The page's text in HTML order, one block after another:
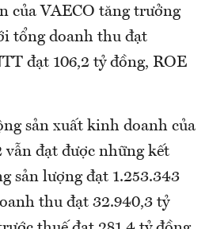
của VAECO tăng trưởng
tổng doanh thu đạt
đạt 106,2 tỷ đồng, ROE
sản xuất kinh doanh của
vẫn đạt được những kết
sản lượng đạt 1.253.343
thu đạt 32.940,3 tỷ